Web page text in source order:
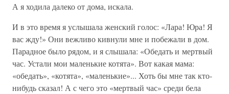
А я ходила далеко от дома, искала.
И в это время я услышала женский голос: «Лара! Юра! Я
вас жду!» Они вежливо кивнули мне и побежали в дом.
Парадное было рядом, и я слышала: «Обедать и мертвый
час. Устали мои маленькие котята». Вот какая мама:
«обедать», «котята», «маленькие»... Хоть бы мне так кто-
нибудь сказал! А с чего это «мертвый час» среди бела